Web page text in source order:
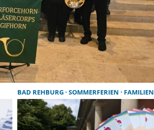
BAD REHBURG SOMMERFERIEN FAMILIEN